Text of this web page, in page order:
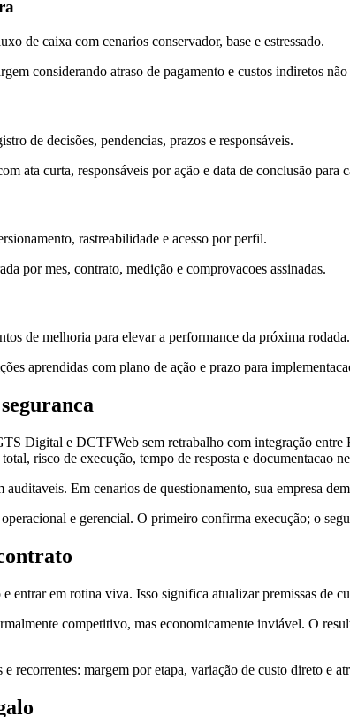
de caixa com cenarios conservador, base e estressado.
considerando atraso de pagamento e custos indiretos
de decisões, pendencias, prazos e responsáveis.
ata curta, responsáveis por ação e data de conclusão para
rastreabilidade e acesso por perfil.
por mes, contrato, medição e comprovacoes assinadas.
de melhoria para elevar a performance da próxima rodada.
aprendidas com plano de ação e prazo para
Digital e DCTFWeb sem retrabalho com integração
risco de execução, tempo de resposta e documentacao
Em cenarios de questionamento, sua empresa
e gerencial. O primeiro confirma execução; o
entrar em rotina viva. Isso significa atualizar premissas de
competitivo, mas economicamente inviável. O
recorrentes: margem por etapa, variação de custo direto e